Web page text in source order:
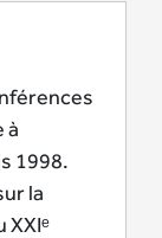
à
1998.
la
XXIᵉ